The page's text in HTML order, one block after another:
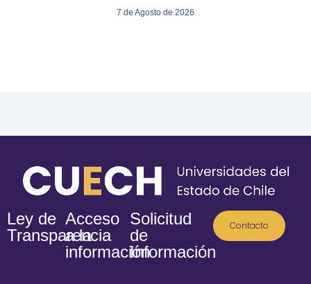
7 de Agosto de 2026
Ley de
Transparencia
Acceso
a la
información
Solicitud
de
Información
Contacto